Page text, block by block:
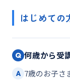
はじめての
Q 何歳から受
A 7歳のお子さ